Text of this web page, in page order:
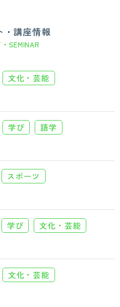
・講座情報
SEMINAR
文化・芸能
学び
語学
スポーツ
学び
文化・芸能
文化・芸能